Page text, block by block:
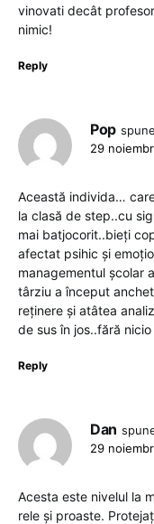
vinovati decât
nimic!
Reply
Pop
29
Această individa…
la clasă de step..cu
mai batjocorit..bieți
afectat psihic și
managementul școlar
târziu a început
reținere și atâtea
de sus în jos..fără
Reply
Dan
29
Acesta este nivelul la
rele și proaste.